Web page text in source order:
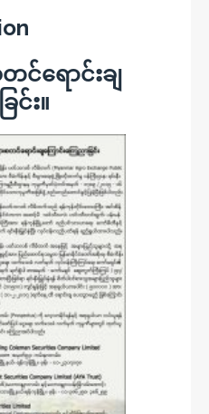
င်ရောင်းချ
င်း။